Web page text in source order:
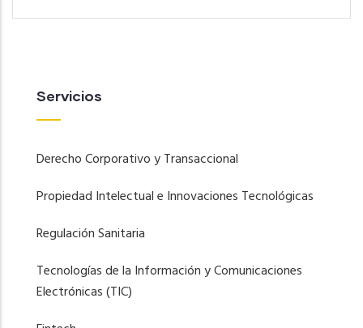
Servicios
Derecho Corporativo y Transaccional
Propiedad Intelectual e Innovaciones Tecnológicas
Regulación Sanitaria
Tecnologías de la Información y Comunicaciones
Electrónicas (TIC)